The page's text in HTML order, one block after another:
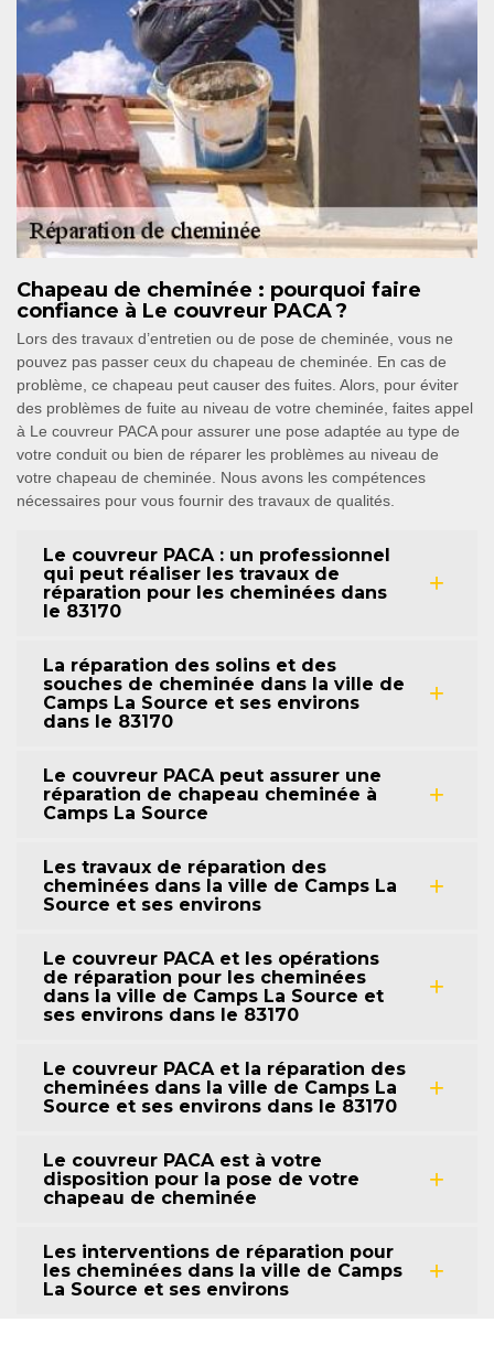
Chapeau de cheminée : pourquoi faire
confiance à Le couvreur PACA ?
Lors des travaux d’entretien ou de pose de cheminée, vous ne
pouvez pas passer ceux du chapeau de cheminée. En cas de
problème, ce chapeau peut causer des fuites. Alors, pour éviter
des problèmes de fuite au niveau de votre cheminée, faites appel
à Le couvreur PACA pour assurer une pose adaptée au type de
votre conduit ou bien de réparer les problèmes au niveau de
votre chapeau de cheminée. Nous avons les compétences
nécessaires pour vous fournir des travaux de qualités.
Le couvreur PACA : un professionnel
qui peut réaliser les travaux de
réparation pour les cheminées dans
le 83170
La réparation des solins et des
souches de cheminée dans la ville de
Camps La Source et ses environs
dans le 83170
Le couvreur PACA peut assurer une
réparation de chapeau cheminée à
Camps La Source
Les travaux de réparation des
cheminées dans la ville de Camps La
Source et ses environs
Le couvreur PACA et les opérations
de réparation pour les cheminées
dans la ville de Camps La Source et
ses environs dans le 83170
Le couvreur PACA et la réparation des
cheminées dans la ville de Camps La
Source et ses environs dans le 83170
Le couvreur PACA est à votre
disposition pour la pose de votre
chapeau de cheminée
Les interventions de réparation pour
les cheminées dans la ville de Camps
La Source et ses environs